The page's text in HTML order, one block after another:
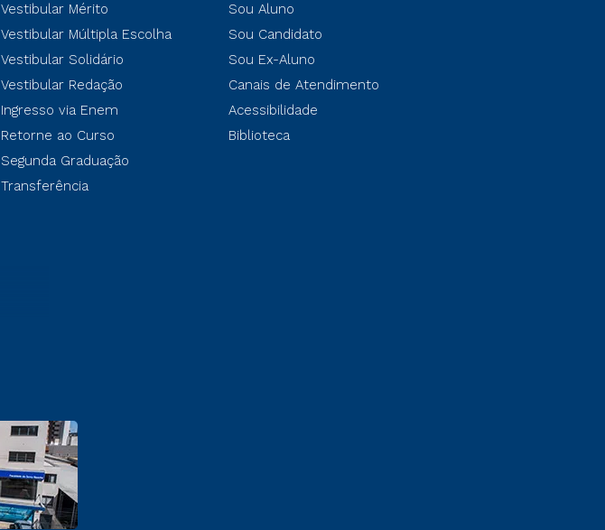
Vestibular Mérito
Vestibular Múltipla Escolha
Vestibular Solidário
Vestibular Redação
Ingresso via Enem
Retorne ao Curso
Segunda Graduação
Transferência
Sou Aluno
Sou Candidato
Sou Ex-Aluno
Canais de Atendimento
Acessibilidade
Biblioteca